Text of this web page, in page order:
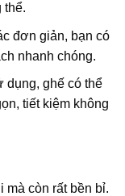
thể.
đơn giản, bạn có
nhanh chóng.
dụng, ghế có thể
tiết kiệm không
còn rất bền bỉ.